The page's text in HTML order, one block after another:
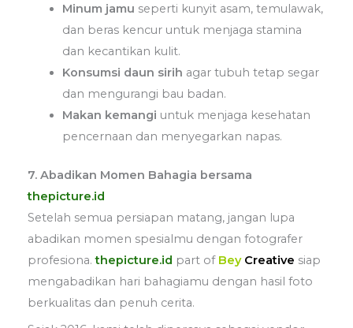
Minum jamu seperti kunyit asam, temulawak,
dan beras kencur untuk menjaga stamina
dan kecantikan kulit.
Konsumsi daun sirih agar tubuh tetap segar
dan mengurangi bau badan.
Makan kemangi untuk menjaga kesehatan
pencernaan dan menyegarkan napas.
7. Abadikan Momen Bahagia bersama
thepicture.id
Setelah semua persiapan matang, jangan lupa
abadikan momen spesialmu dengan fotografer
profesiona.thepicture.id part of Bey Creative siap
mengabadikan hari bahagiamu dengan hasil foto
berkualitas dan penuh cerita.